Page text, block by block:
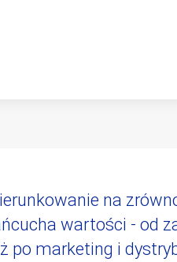
na
wartości - od
po marketing i